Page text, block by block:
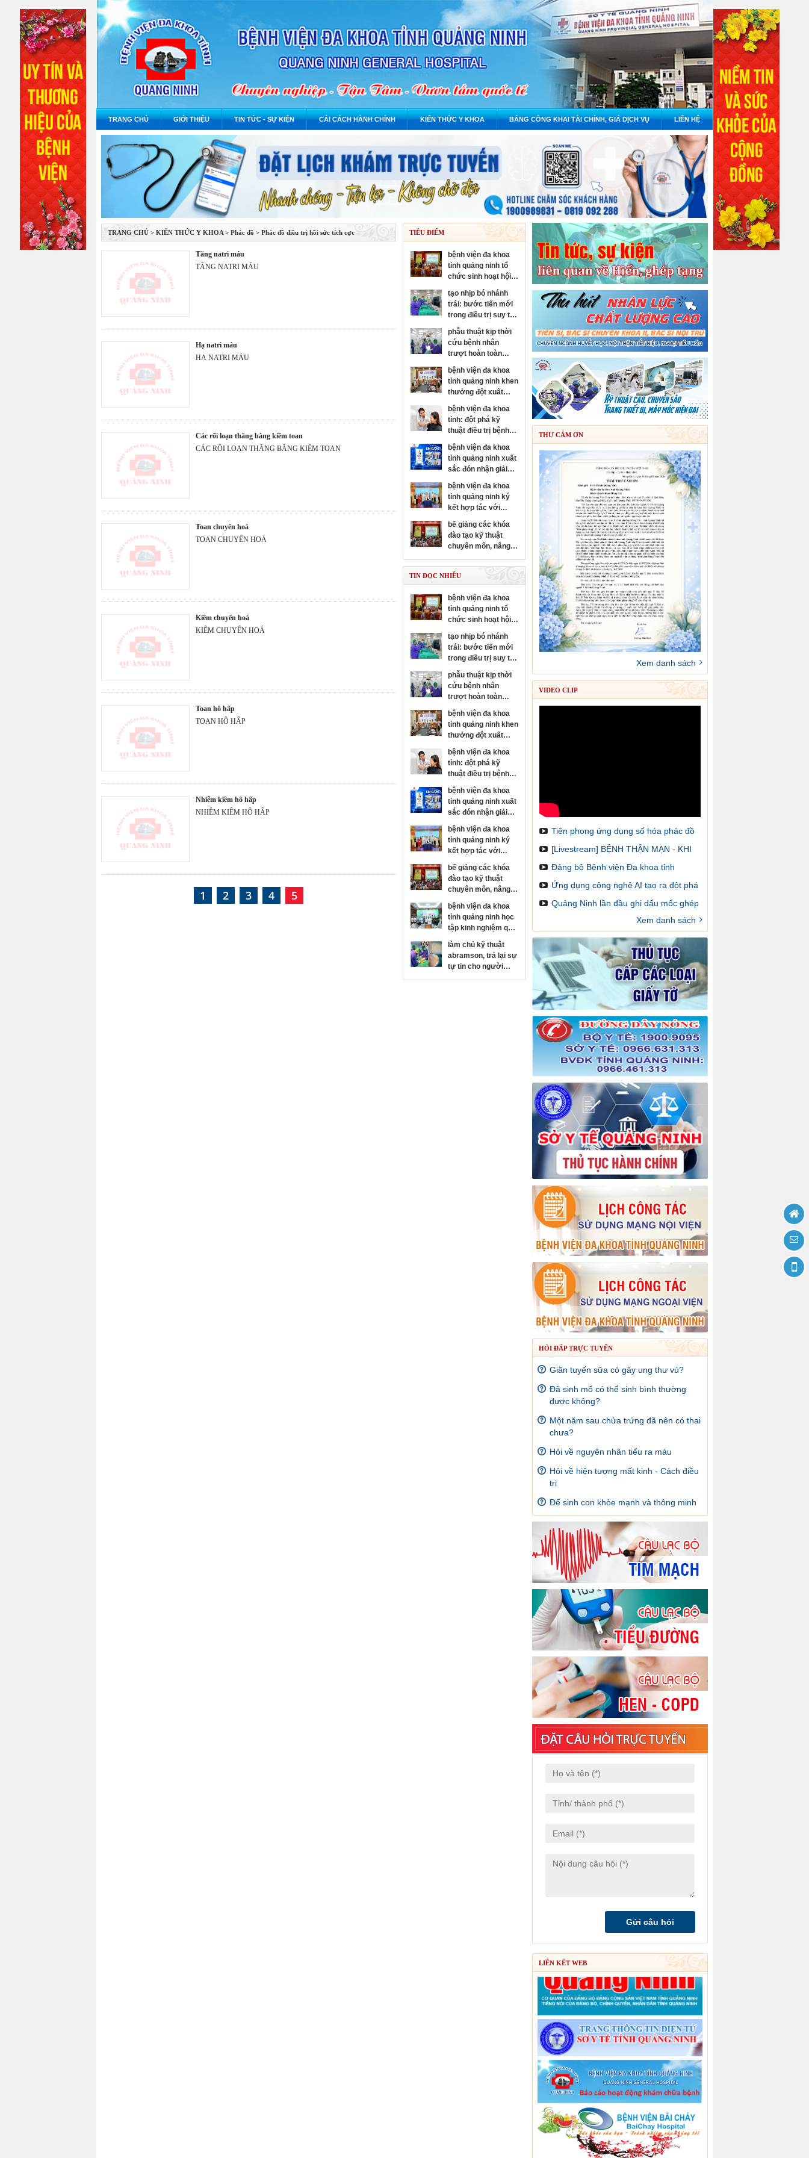
TRANG CHỦ GIỚI THIỆU TIN TỨC - SỰ KIỆN CẢI CÁCH HÀNH CHÍNH KIẾN THỨC Y KHOA BẢNG CÔNG KHAI TÀI CHÍNH, GIÁ DỊCH VỤ LIÊN HỆ
TRANG CHỦ > KIẾN THỨC Y KHOA > Phác đồ > Phác đồ điều trị hồi sức tích cực
tăng natri máu
TĂNG NATRI MÁU
hạ natri máu
HẠ NATRI MÁU
các rối loạn thăng bằng kiềm toan
CÁC RỐI LOẠN THĂNG BẰNG KIỀM TOAN
toan chuyển hoá
TOAN CHUYỂN HOÁ
kiềm chuyển hoá
KIỀM CHUYỂN HOÁ
toan hô hấp
TOAN HÔ HẤP
nhiễm kiềm hô hấp
NHIỄM KIỀM HÔ HẤP
1 2 3 4 5
TIÊU ĐIỂM
bệnh viện đa khoa
tỉnh quảng ninh tổ
chức sinh hoạt hội
đồng người bệnh
cấp bệnh viện
tạo nhịp bó nhánh
trái: bước tiến mới
trong điều trị suy tim
và rối loạn nhịp tim
phẫu thuật kịp thời
cứu bệnh nhân
trượt hoàn toàn
thân đốt sống, sốc
tủy nặng
bệnh viện đa khoa
tỉnh quảng ninh khen
thưởng đột xuất
đơn nguyên đột quỵ
đạt danh hiệu kim
cương của hội đột
quỵ thế giới
bệnh viện đa khoa
tỉnh: đột phá kỹ
thuật điều trị bệnh
da liễu
bệnh viện đa khoa
tỉnh quảng ninh xuất
sắc đón nhận giải
thưởng kim cương
của hội đột quỵ thế
giới
bệnh viện đa khoa
tỉnh quảng ninh ký
kết hợp tác với
bệnh viện mắt trung
ương, phát triển
chuyên sâu chuyên
ngành nhãn khoa
bế giảng các khóa
đào tạo kỹ thuật
chuyên môn, nâng
sở
TIN ĐỌC NHIỀU
bệnh viện đa khoa
tỉnh quảng ninh tổ
chức sinh hoạt hội
đồng người bệnh
cấp bệnh viện
tạo nhịp bó nhánh
trái: bước tiến mới
trong điều trị suy tim
và rối loạn nhịp tim
phẫu thuật kịp thời
cứu bệnh nhân
trượt hoàn toàn
thân đốt sống, sốc
tủy nặng
bệnh viện đa khoa
tỉnh quảng ninh khen
thưởng đột xuất
đơn nguyên đột quỵ
đạt danh hiệu kim
cương của hội đột
quỵ thế giới
bệnh viện đa khoa
tỉnh: đột phá kỹ
thuật điều trị bệnh
da liễu
bệnh viện đa khoa
tỉnh quảng ninh xuất
sắc đón nhận giải
thưởng kim cương
của hội đột quỵ thế
giới
bệnh viện đa khoa
tỉnh quảng ninh ký
kết hợp tác với
bệnh viện mắt trung
ương, phát triển
chuyên sâu chuyên
ngành nhãn khoa
bế giảng các khóa
đào tạo kỹ thuật
chuyên môn, nâng
cao năng lực y tế cơ
sở
bệnh viện đa khoa
tỉnh quảng ninh học
tập kinh nghiệm quy
hoạch, xây dựng
bệnh viện hiện đại
tại bệnh viện trung
ương quân đội 108
làm chủ kỹ thuật
abramson, trả lại sự
tự tin cho người
THƯ CẢM ƠN
Xem danh sách
VIDEO CLIP
Tiên phong ứng dụng số hóa phác đồ
điều trị và cảnh báo dược lâm sàng
[Livestream] BỆNH THẬN MẠN - KHI
NÀO CẦN GHÉP THẬN VÀ LÀM SAO
Đảng bộ Bệnh viện Đa khoa tỉnh
Quảng Ninh: Một nhiệm kỳ đổi mới,
Ứng dụng công nghệ AI tạo ra đột phá
trong chẩn đoán hình ảnh y khoa
Quảng Ninh lần đầu ghi dấu mốc ghép
thận trên bản đồ ghép tạng Việt Nam
Xem danh sách
HỎI ĐÁP TRỰC TUYẾN
Giãn tuyến sữa có gây ung thư vú?
Đã sinh mổ có thể sinh bình thường
được không?
Một năm sau chửa trứng đã nên có thai
chưa?
Hỏi về nguyên nhân tiểu ra máu
Hỏi về hiện tượng mất kinh - Cách điều
trị
Để sinh con khỏe mạnh và thông minh
LIÊN KẾT WEB